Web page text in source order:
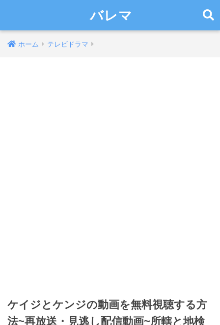
バレマ
ホーム テレビドラマ
ケイジとケンジの動画を無料視聴する方
法~再放送・見逃し配信動画~所轄と地検